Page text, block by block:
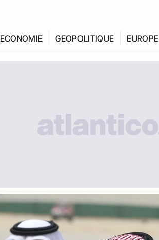
ECONOMIE GEOPOLITIQUE EUROPE